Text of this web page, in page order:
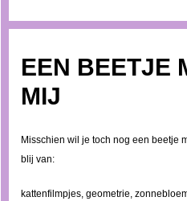
EEN BEETJE
MIJ
Misschien wil je toch nog een beetje
blij van:
kattenfilmpjes, geometrie,